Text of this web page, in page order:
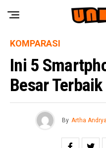
KOMPARASI
Ini 5
Besar Terbaik
By Artha